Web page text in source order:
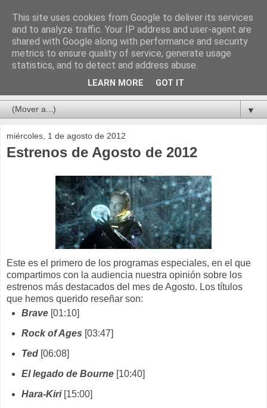
▼
miércoles, 1 de agosto de 2012
Estrenos de Agosto de 2012
Este es el primero de los programas especiales, en el que
compartimos con la audiencia nuestra opinión sobre los
estrenos más destacados del mes de Agosto. Los títulos
que hemos querido reseñar son:
Brave [01:10]
Rock of Ages [03:47]
Ted [06:08]
El legado de Bourne[10:40]
Hara-Kiri [15:00]
This site uses cookies from Google to deliver its services
and to analyze traffic. Your IP address and user-agent are
shared with Google along with performance and security
metrics to ensure quality of service, generate usage
statistics, and to detect and address abuse.
LEARN MORE GOT IT